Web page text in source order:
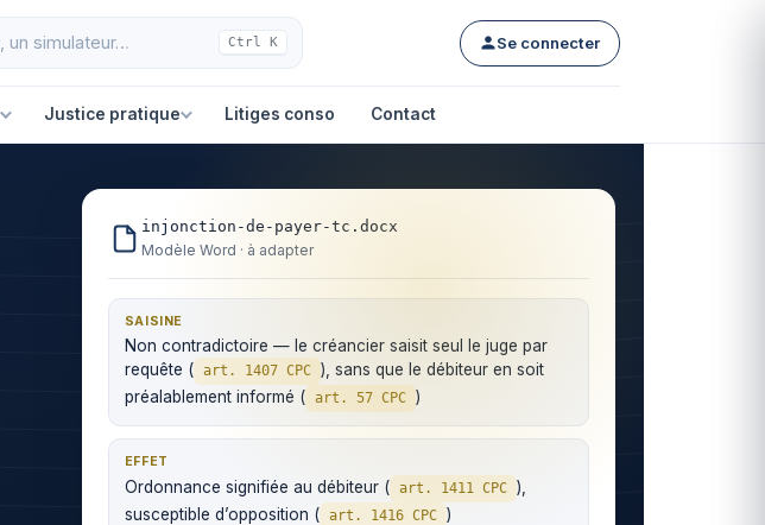
Ctrl K Se connecter
Justice pratique Litiges conso Contact
injonction-de-payer-tc.docx
Modèle Word · à adapter
SAISINE
Non contradictoire — le créancier saisit seul le juge par
requête ( art. 1407 CPC ), sans que le débiteur en soit
préalablement informé ( art. 57 CPC )
EFFET
Ordonnance signifiée au débiteur ( art. 1411 CPC ),
susceptible d’opposition ( art. 1416 CPC )